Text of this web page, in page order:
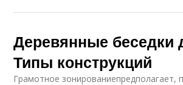
Деревянные беседки
Типы конструкций
Грамотное зонированиепредполагает,